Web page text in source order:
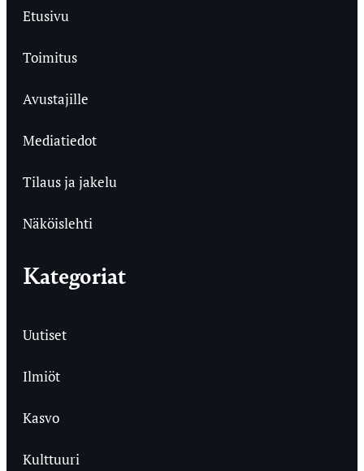
Etusivu
Toimitus
Avustajille
Mediatiedot
Tilaus ja jakelu
Näköislehti
Kategoriat
Uutiset
Ilmiöt
Kasvo
Kulttuuri